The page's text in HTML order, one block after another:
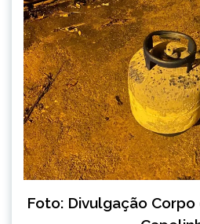
Foto: Divulgação